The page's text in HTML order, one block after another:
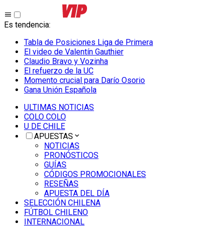
Es tendencia:
Tabla de Posiciones Liga de Primera
El video de Valentín Gauthier
Claudio Bravo y Vozinha
El refuerzo de la UC
Momento crucial para Darío Osorio
Gana Unión Española
ULTIMAS NOTICIAS
COLO COLO
U DE CHILE
APUESTAS
NOTICIAS
PRONÓSTICOS
GUÍAS
CÓDIGOS PROMOCIONALES
RESEÑAS
APUESTA DEL DÍA
SELECCIÓN CHILENA
FÚTBOL CHILENO
INTERNACIONAL